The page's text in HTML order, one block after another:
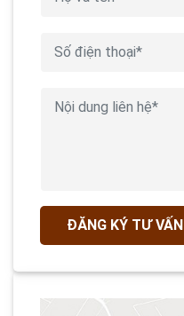
ĐĂNG KÝ TƯ VẤN